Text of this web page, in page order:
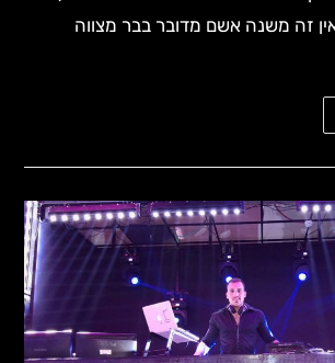
זה משנה אשם מדובר בבר מצווה